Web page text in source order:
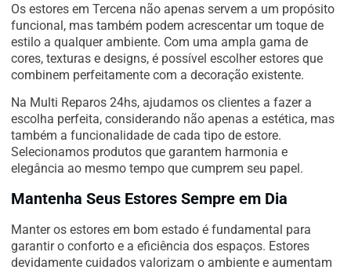
Os estores em Tercena não apenas servem a um propósito
funcional, mas também podem acrescentar um toque de
estilo a qualquer ambiente. Com uma ampla gama de
cores, texturas e designs, é possível escolher estores que
combinem perfeitamente com a decoração existente.
Na Multi Reparos 24hs, ajudamos os clientes a fazer a
escolha perfeita, considerando não apenas a estética, mas
também a funcionalidade de cada tipo de estore.
Selecionamos produtos que garantem harmonia e
elegância ao mesmo tempo que cumprem seu papel.
Mantenha Seus Estores Sempre em Dia
Manter os estores em bom estado é fundamental para
garantir o conforto e a eficiência dos espaços. Estores
devidamente cuidados valorizam o ambiente e aumentam